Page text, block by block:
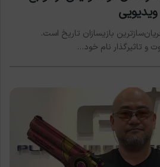
بازیسازان تاریخ است.
و تاثیرگذار نام خود…